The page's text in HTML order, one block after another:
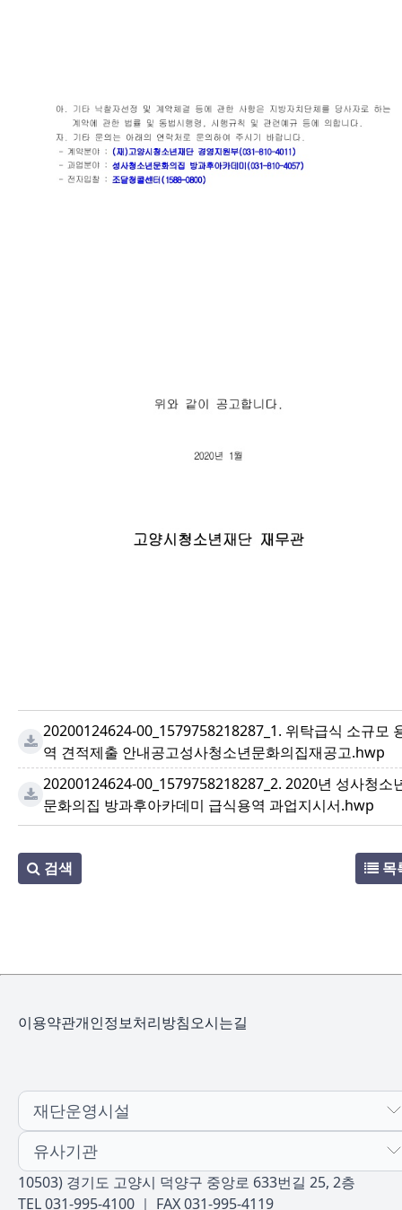
20200124624-00_1579758218287_1. 위탁급식 소규모
역 견적제출 안내공고성사청소년문화의집재공고.hwp
20200124624-00_1579758218287_2. 2020년 성사청소
문화의집 방과후아카데미 급식용역 과업지시서.hwp
검색 목
10503) 경기도 고양시 덕양구 중앙로 633번길 25, 2층
TEL 031-995-4100 ｜ FAX 031-995-4119
이용약관개인정보처리방침오시는길
재단운영시설
유사기관